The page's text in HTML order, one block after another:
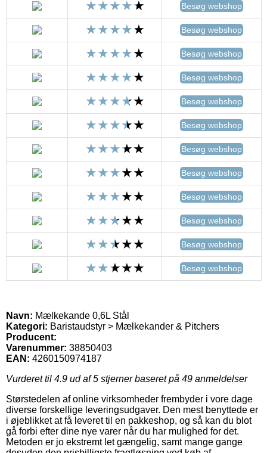
Besøg webshop
Besøg webshop
Besøg webshop
Besøg webshop
Besøg webshop
Besøg webshop
Besøg webshop
Besøg webshop
Besøg webshop
Besøg webshop
Besøg webshop
Besøg webshop
Navn: Mælkekande 0,6L Stål
Kategori: Baristaudstyr > Mælkekander & Pitchers
Producent:
Varenummer: 38850403
EAN: 4260150974187
Vurderet til 4.9 ud af 5 stjerner baseret på 49 anmeldelser
Størstedelen af online virksomheder frembyder i vore dage
diverse forskellige leveringsudgaver. Den mest benyttede er
i øjeblikket at få leveret til en pakkeshop, og så kan du blot
gå forbi efter dine nye varer når du har mulighed for det.
Metoden er jo ekstremt let gængelig, samt mange gange